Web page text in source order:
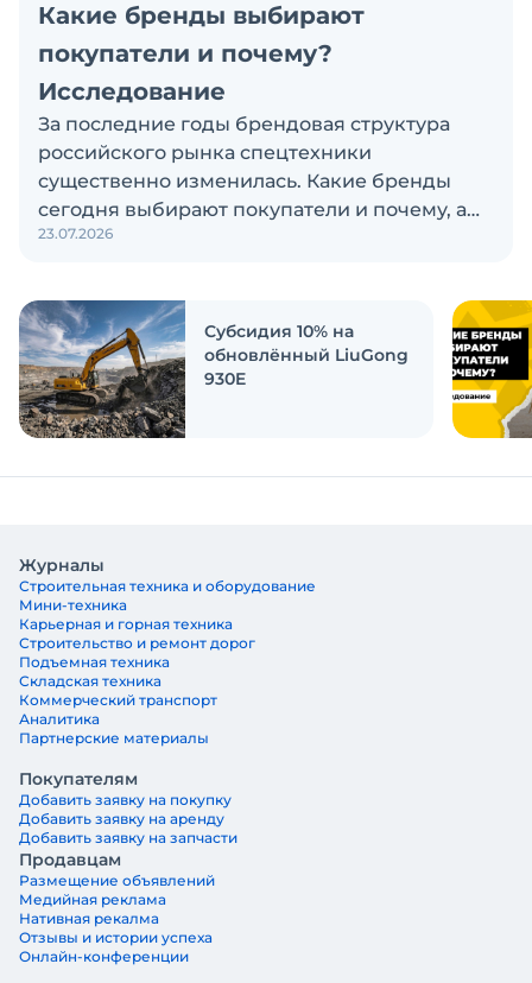
Какие бренды выбирают
покупатели и почему?
Исследование
За последние годы брендовая структура
российского рынка спецтехники
существенно изменилась. Какие бренды
сегодня выбирают покупатели и почему, а
также кого считают лидерами рынка?
ответить на эти вопросы
23.07.2026
Субсидия 10% на
обновлённый LiuGong
930E
Журналы
Строительная техника и оборудование
Мини-техника
Карьерная и горная техника
Строительство и ремонт дорог
Подъемная техника
Складская техника
Коммерческий транспорт
Аналитика
Партнерские материалы
Покупателям
Добавить заявку на покупку
Добавить заявку на аренду
Добавить заявку на запчасти
Продавцам
Размещение объявлений
Медийная реклама
Нативная рекалма
Отзывы и истории успеха
Онлайн-конференции